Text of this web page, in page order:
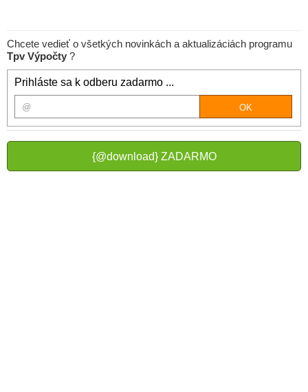
Chcete vedieť o všetkých novinkách a aktualizáciách programu
Tpv Výpočty ?
Prihláste sa k odberu zadarmo ...
{@download} ZADARMO